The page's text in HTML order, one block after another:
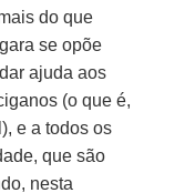
do que
se opõe
ajuda aos
(o que é,
e a todos os
que são
nesta